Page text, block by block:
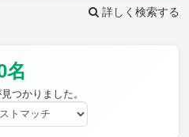
詳しく検索する
名
つかりました。
理科
図画工作 書写